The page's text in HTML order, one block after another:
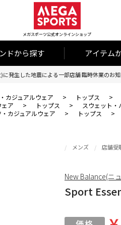
メガスポーツ公式オンラインショップ
ドから探す アイテム
に発生した地震による一部店舗 臨時休業のお
カジュアルウェア > トップス >
ア > トップス > スウェット・
・カジュアルウェア > トップス >
メンズ 店舗受
Sport
New Balance(ニ